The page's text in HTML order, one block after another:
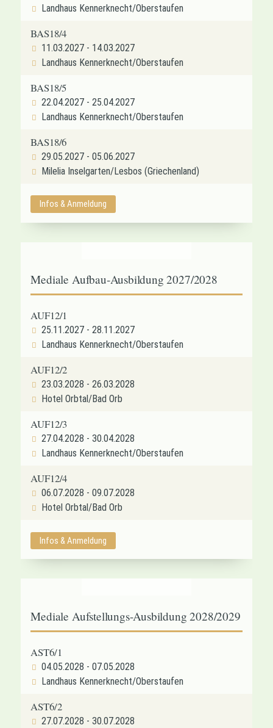
Landhaus Kennerknecht/Oberstaufen
BAS18/4
11.03.2027 - 14.03.2027
Landhaus Kennerknecht/Oberstaufen
BAS18/5
22.04.2027 - 25.04.2027
Landhaus Kennerknecht/Oberstaufen
BAS18/6
29.05.2027 - 05.06.2027
Milelia Inselgarten/Lesbos (Griechenland)
Infos & Anmeldung
Mediale Aufbau-Ausbildung 2027/2028
AUF12/1
25.11.2027 - 28.11.2027
Landhaus Kennerknecht/Oberstaufen
AUF12/2
23.03.2028 - 26.03.2028
Hotel Orbtal/Bad Orb
AUF12/3
27.04.2028 - 30.04.2028
Landhaus Kennerknecht/Oberstaufen
AUF12/4
06.07.2028 - 09.07.2028
Hotel Orbtal/Bad Orb
Infos & Anmeldung
Mediale Aufstellungs-Ausbildung 2028/2029
AST6/1
04.05.2028 - 07.05.2028
Landhaus Kennerknecht/Oberstaufen
AST6/2
27.07.2028 - 30.07.2028